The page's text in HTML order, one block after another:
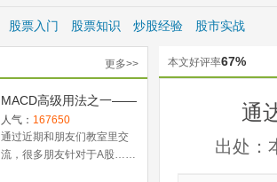
股票入门 股票知识 炒股经验 股市实战
更多>>
MACD高级用法之一——
稳健买入法+2点卖出法
人气： 167650
通过近期和朋友们教室里交
流，很多朋友针对于A股……
本文好评率67%
通
出处：